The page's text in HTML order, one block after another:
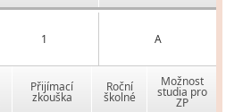
1 A
Přijímací
zkouška
Roční
školné
Možnost
studia pro
ZP